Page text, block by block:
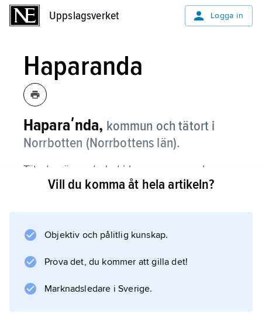
Uppslagsverket Logga in
Haparanda
Haparaʹnda, kommun och tätort i
Norrbotten (Norrbottens län).
Tätorten är centralort i kommunen med
samma namn.
Tätorten
Bebyggelse
Vill du komma åt hela artikeln?
Objektiv och pålitlig kunskap.
Prova det, du kommer att gilla det!
Marknadsledare i Sverige.